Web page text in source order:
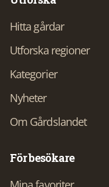
Hitta gårdar
Utforska regioner
Kategorier
Nyheter
Om Gårdslandet
För besökare